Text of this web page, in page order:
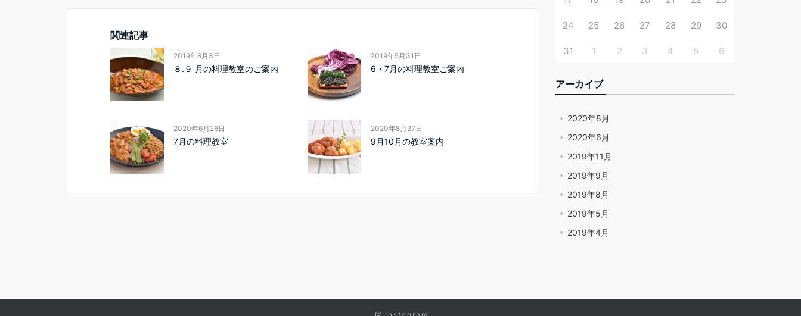
関連記事
2019年8月3日
８.９ 月の料理教室のご案内
2019年5月31日
6・7月の料理教室ご案内
2020年6月26日
7月の料理教室
2020年8月27日
9月10月の教室案内
24 25 26 27 28 29 30
31 1 2 3 4 5 6
アーカイブ
2020年8月
2020年6月
2019年11月
2019年9月
2019年8月
2019年5月
2019年4月